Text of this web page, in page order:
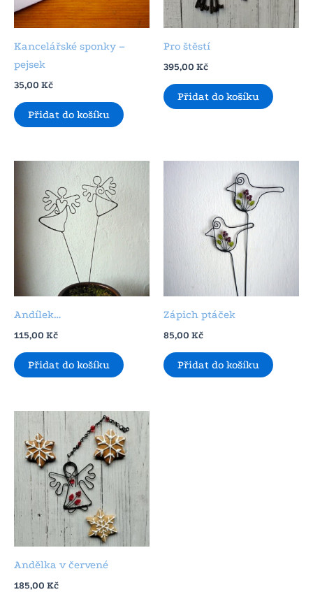
Kancelářské sponky –
pejsek
35,00 Kč
Přidat do košíku
Pro štěstí
395,00 Kč
Přidat do košíku
Andílek…
115,00 Kč
Přidat do košíku
Zápich ptáček
85,00 Kč
Přidat do košíku
Andělka v červené
185,00 Kč